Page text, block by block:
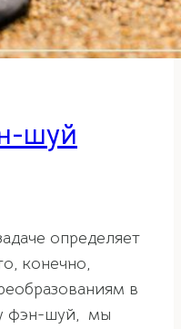
шуй
определяет
конечно,
в
фэн-шуй, мы